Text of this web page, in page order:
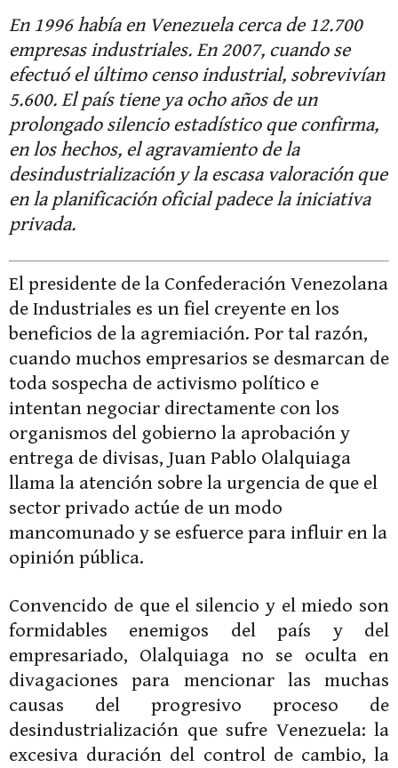
En 1996 había en Venezuela cerca de 12.700
empresas industriales. En 2007, cuando se
efectuó el último censo industrial, sobrevivían
5.600. El país tiene ya ocho años de un
prolongado silencio estadístico que confirma,
en los hechos, el agravamiento de la
desindustrialización y la escasa valoración que
en la planificación oficial padece la iniciativa
privada.
El presidente de la Confederación Venezolana
de Industriales es un fiel creyente en los
beneficios de la agremiación. Por tal razón,
cuando muchos empresarios se desmarcan de
toda sospecha de activismo político e
intentan negociar directamente con los
organismos del gobierno la aprobación y
entrega de divisas, Juan Pablo Olalquiaga
llama la atención sobre la urgencia de que el
sector privado actúe de un modo
mancomunado y se esfuerce para influir en la
opinión pública.
Convencido de que el silencio y el miedo son
formidables enemigos del país y del
empresariado, Olalquiaga no se oculta en
divagaciones para mencionar las muchas
causas del progresivo proceso de
desindustrialización que sufre Venezuela: la
excesiva duración del control de cambio, la